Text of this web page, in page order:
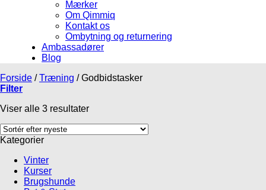
Mærker
Om Qimmiq
Kontakt os
Ombytning og returnering
Ambassadører
Blog
Forside / Træning /Godbidstasker
Filter
Viser alle 3 resultater
Kategorier
Vinter
Kurser
Brugshunde